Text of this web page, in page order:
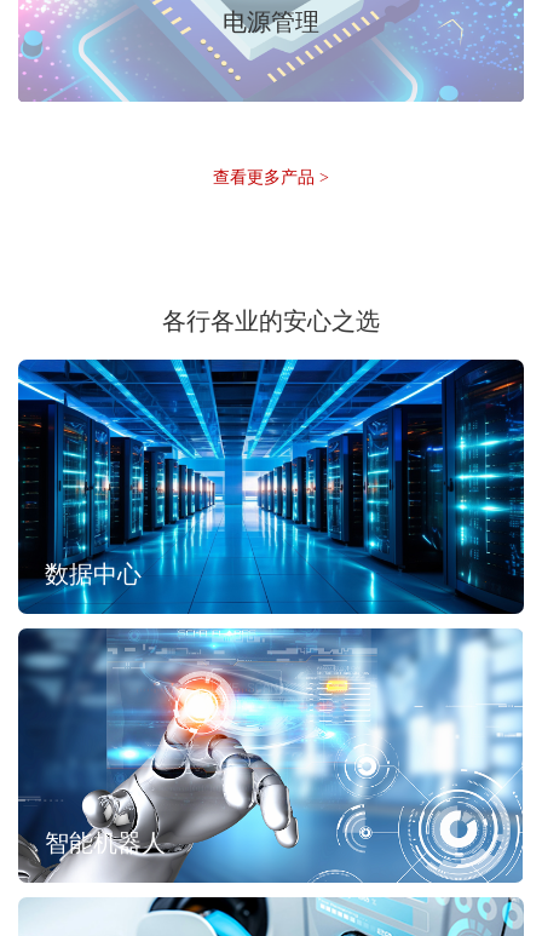
电源管理
查看更多产品 >
各行各业的安心之选
数据中心
智能机器人